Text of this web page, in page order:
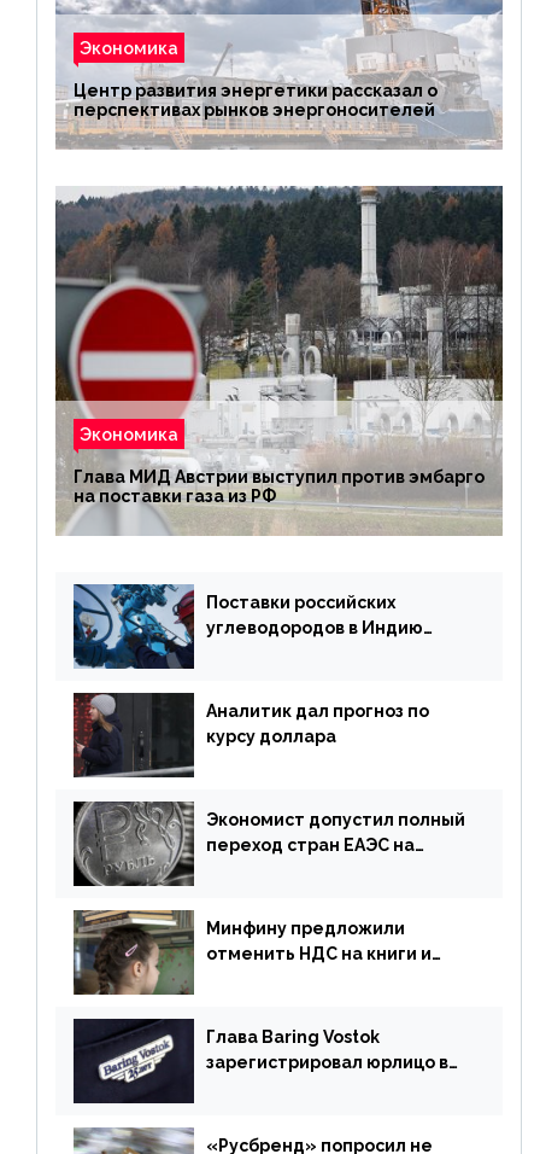
Экономика
Центр развития энергетики рассказал о
перспективах рынков энергоносителей
Экономика
Глава МИД Австрии выступил против эмбарго
на поставки газа из РФ
Поставки российских
углеводородов в Индию
Аналитик дал прогноз по
курсу доллара
Экономист допустил полный
переход стран ЕАЭС на
Минфину предложили
отменить НДС на книги и
Глава Baring Vostok
зарегистрировал юрлицо в
«Русбренд» попросил не